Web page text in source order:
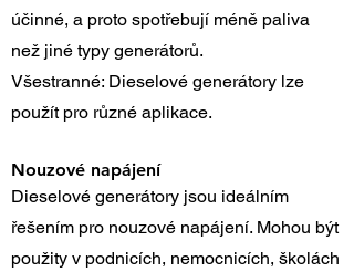
účinné, a proto spotřebují méně paliva
než jiné typy generátorů.
Všestranné: Dieselové generátory lze
použít pro různé aplikace.
Nouzové napájení
Dieselové generátory jsou ideálním
řešením pro nouzové napájení. Mohou být
použity v podnicích, nemocnicích, školách